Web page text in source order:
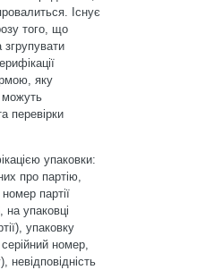
Існує
того, що
яку
можуть
перевірки
упаковки:
про партію,
партії
упаковці
упаковку
номер,
невідповідність